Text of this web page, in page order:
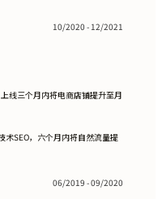
10/2020 - 12/2021
线三个月内将电商店铺提升至月
术SEO，六个月内将自然流量提
06/2019 - 09/2020